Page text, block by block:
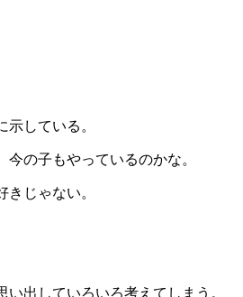
している。
の子もやっているのかな。
じゃない。
出していろいろ考えてしまう。